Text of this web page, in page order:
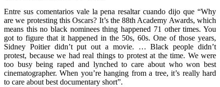
Entre sus comentarios vale la pena resaltar cuando dijo que “Why
are we protesting this Oscars? It’s the 88th Academy Awards, which
means this no black nominees thing happened 71 other times. You
got to figure that it happened in the 50s, 60s. One of those years,
Sidney Poitier didn’t put out a movie. … Black people didn’t
protest, because we had real things to protest at the time. We were
too busy being raped and lynched to care about who won best
cinematographer. When you’re hanging from a tree, it’s really hard
to care about best documentary short”.